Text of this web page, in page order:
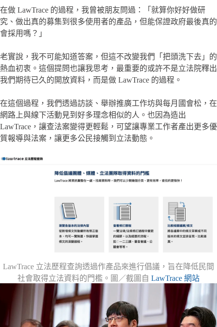
在做 LawTrace 的過程，我曾被朋友問過：「就算你好好做研
究、做出真的募集到很多使用者的產品，但能保證政府最後真的
會採用嗎？」
老實說，我不可能知道答案，但這不改變我們「把頭洗下去」的
熱血初衷。這個提問也讓我思考，最重要的或許不是立法院釋出
我們期待已久的開放資料，而是做 LawTrace 的過程。
在這個過程，我們透過訪談、舉辦推廣工作坊與每月國會松，在
網路上與線下活動見到好多理念相似的人。也因為造出
LawTrace，讓查法案變得更輕鬆，可望讓專業工作者產出更多優
質報導與法案，讓更多公民接觸到立法動態。
LawTrace 立法歷程查詢透過作產品來進行倡議，旨在降低民間
社會取得立法資料的門檻。圖／截圖自 LawTrace 網站